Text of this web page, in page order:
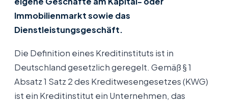
Immobilienmarkt sowie das
Dienstleistungsgeschäft.
Die Definition eines Kreditinstituts ist in
Deutschland gesetzlich geregelt. Gemäß § 1
Absatz 1 Satz 2 des Kreditwesengesetzes (KWG)
ist ein Kreditinstitut ein Unternehmen, das